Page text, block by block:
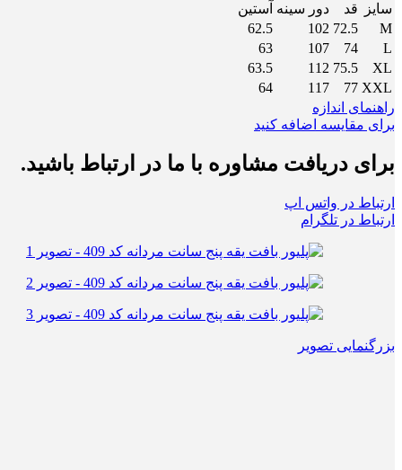
سایز قد دور سینه آستین
M
72.5
102
62.5
L
74
107
63
XL
75.5
112
63.5
XXL
77
117
64
راهنمای اندازه
برای مقایسه اضافه کنید
برای دریافت مشاوره با ما در ارتباط باشید.
ارتباط در واتس اپ
ارتباط در تلگرام
بزرگنمایی تصویر